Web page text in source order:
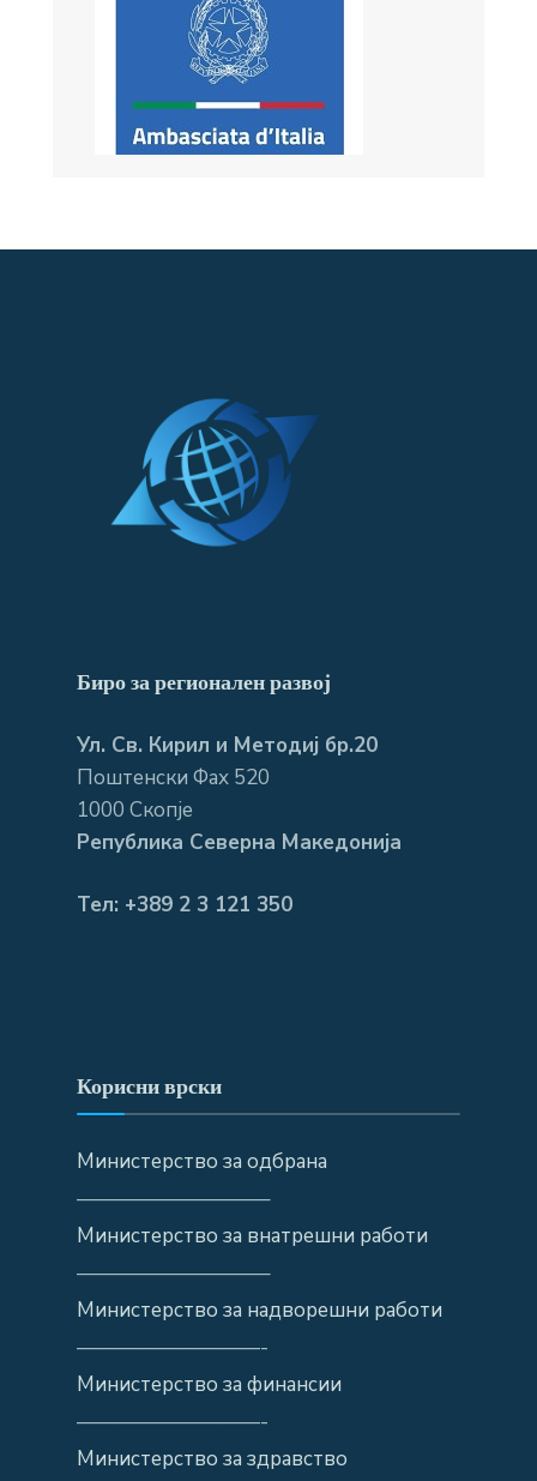
Биро за регионален развој
Ул. Св. Кирил и Методиј бр.20
Поштенски Фах 520
1000 Скопје
Република Северна Македонија
Тел: +389 2 3 121 350
Корисни врски
Министерство за одбрана
—————————–
Министерство за внатрешни работи
—————————–
Министерство за надворешни работи
—————————-
Министерство за финансии
—————————-
Министерство за здравство